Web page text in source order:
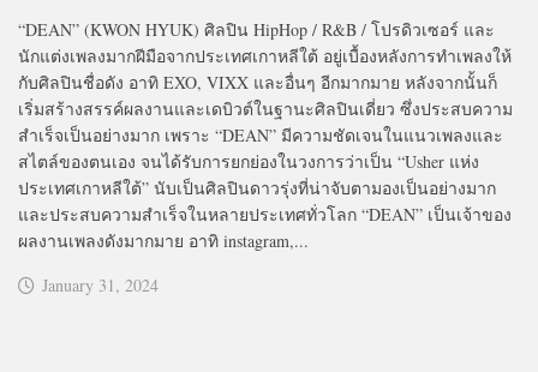
“DEAN” (KWON HYUK) ศิลปิน HipHop / R&B / โปรดิวเซอร์ และ
นักแต่งเพลงมากฝีมือจากประเทศเกาหลีใต้ อยู่เบื้องหลังการทำเพลงให้
กับศิลปินชื่อดัง อาทิ EXO, VIXX และอื่นๆ อีกมากมาย หลังจากนั้นก็
เริ่มสร้างสรรค์ผลงานและเดบิวต์ในฐานะศิลปินเดี่ยว ซึ่งประสบความ
สำเร็จเป็นอย่างมาก เพราะ “DEAN” มีความชัดเจนในแนวเพลงและ
สไตล์ของตนเอง จนได้รับการยกย่องในวงการว่าเป็น “Usher แห่ง
ประเทศเกาหลีใต้” นับเป็นศิลปินดาวรุ่งที่น่าจับตามองเป็นอย่างมาก
และประสบความสำเร็จในหลายประเทศทั่วโลก “DEAN” เป็นเจ้าของ
ผลงานเพลงดังมากมาย อาทิ instagram,...
January 31, 2024